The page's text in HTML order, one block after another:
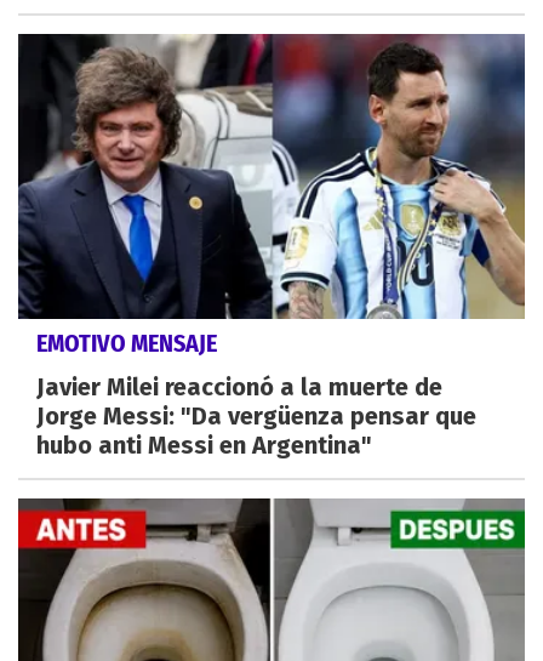
EMOTIVO MENSAJE
Javier Milei reaccionó a la muerte de
Jorge Messi: "Da vergüenza pensar que
hubo anti Messi en Argentina"